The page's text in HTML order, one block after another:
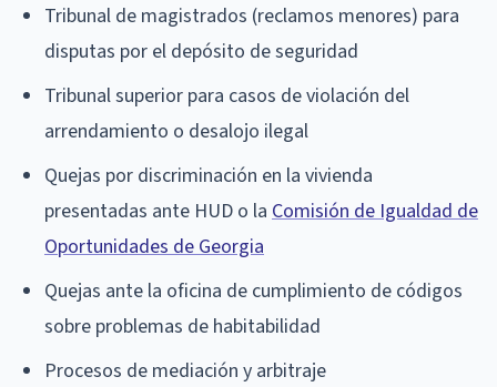
Tribunal de magistrados (reclamos menores) para
disputas por el depósito de seguridad
Tribunal superior para casos de violación del
arrendamiento o desalojo ilegal
Quejas por discriminación en la vivienda
presentadas ante HUD o la Comisión de Igualdad de
Oportunidades de Georgia
Quejas ante la oficina de cumplimiento de códigos
sobre problemas de habitabilidad
Procesos de mediación y arbitraje